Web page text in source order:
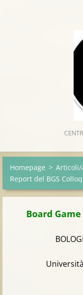
Homepage > Articoli/
Report del BGS
Board